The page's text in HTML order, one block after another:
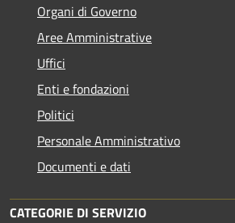
Organi di Governo
Aree Amministrative
Uffici
Enti e fondazioni
Politici
Personale Amministrativo
Documenti e dati
CATEGORIE DI SERVIZIO